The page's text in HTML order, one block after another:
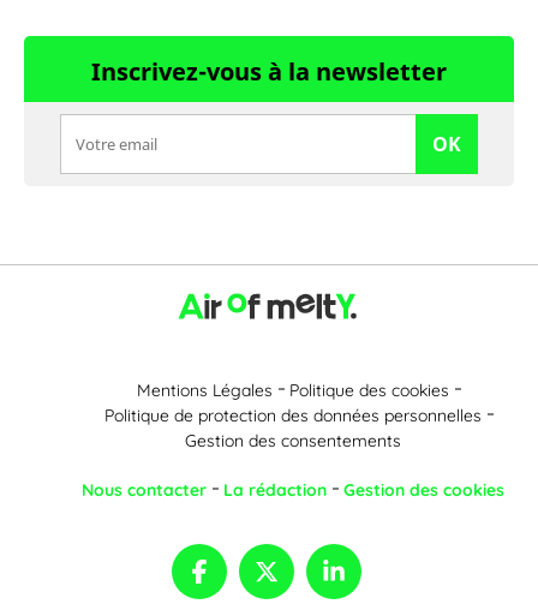
Inscrivez-vous à la newsletter
OK
Mentions Légales
Politique des cookies
Politique de protection des données personnelles
Gestion des consentements
Nous contacter La rédaction Gestion des cookies